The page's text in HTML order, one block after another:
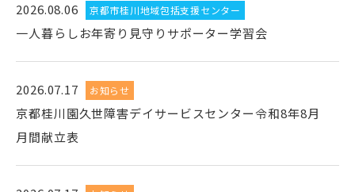
2026.08.06 京都市桂川地域包括支援センター
一人暮らしお年寄り見守りサポーター学習会
2026.07.17 お知らせ
京都桂川園久世障害デイサービスセンター令和8年8月
月間献立表